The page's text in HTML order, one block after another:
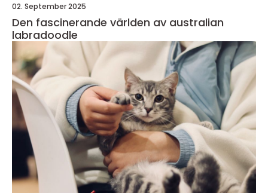
02. September 2025
Den fascinerande världen av australian
labradoodle